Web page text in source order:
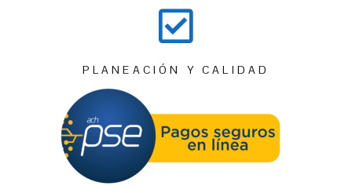
PLANEACIÓN Y CALIDAD